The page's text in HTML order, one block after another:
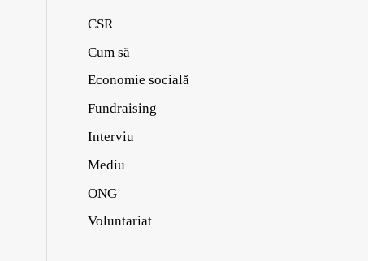
CSR
Cum să
Economie socială
Fundraising
Interviu
Mediu
ONG
Voluntariat